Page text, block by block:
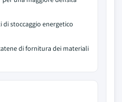
di stoccaggio energetico
di fornitura dei materiali